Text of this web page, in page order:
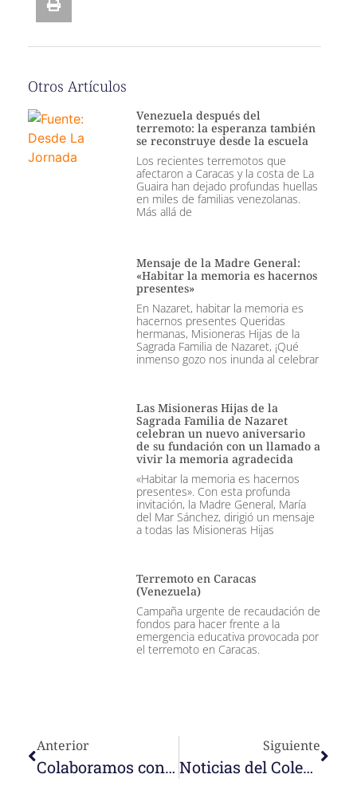
Otros Artículos
Venezuela después del
terremoto: la esperanza también
se reconstruye desde la escuela
Los recientes terremotos que
afectaron a Caracas y la costa de La
Guaira han dejado profundas huellas
en miles de familias venezolanas.
Más allá de
Mensaje de la Madre General:
«Habitar la memoria es hacernos
presentes»
En Nazaret, habitar la memoria es
hacernos presentes Queridas
hermanas, Misioneras Hijas de la
Sagrada Familia de Nazaret, ¡Qué
inmenso gozo nos inunda al celebrar
Las Misioneras Hijas de la
Sagrada Familia de Nazaret
celebran un nuevo aniversario
de su fundación con un llamado a
vivir la memoria agradecida
«Habitar la memoria es hacernos
presentes». Con esta profunda
invitación, la Madre General, María
del Mar Sánchez, dirigió un mensaje
a todas las Misioneras Hijas
Terremoto en Caracas
(Venezuela)
Campaña urgente de recaudación de
fondos para hacer frente a la
emergencia educativa provocada por
el terremoto en Caracas.
Anterior
Colaboramos con la iniciativa Coronavirus Makers
Siguiente
Noticias del Colegio Jose Mª Velaz en El Camal